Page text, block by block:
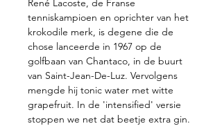
René Lacoste, de Franse
tenniskampioen en oprichter van het
krokodile merk, is degene die de
chose lanceerde in 1967 op de
golfbaan van Chantaco, in de buurt
van Saint-Jean-De-Luz. Vervolgens
mengde hij tonic water met witte
grapefruit. In de 'intensified' versie
stoppen we net dat beetje extra gin.